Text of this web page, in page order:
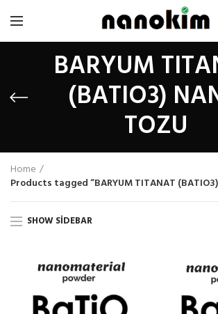
BARYUM
(BATIO3)
TOZU
Home
Products tagged “BARYUM TITANAT
SHOW SIDEBAR